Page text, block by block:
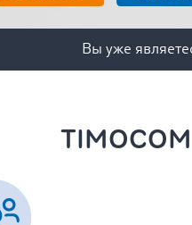
Вы уже